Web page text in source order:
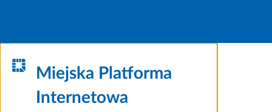
Miejska Platforma
Internetowa